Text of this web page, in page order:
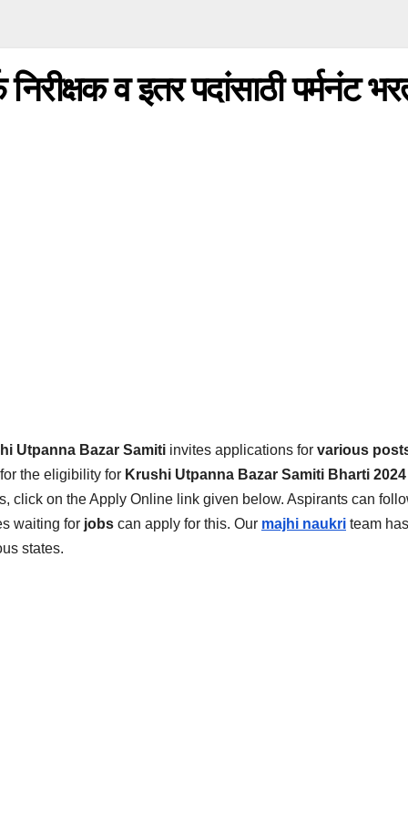
व इतर पदांसाठी पर्मनंट
Utpanna Bazar Samiti invites applications for various
the eligibility for Krushi Utpanna Bazar Samiti Bharti 2024
click on the Apply Online link given below. Aspirants can
waiting for jobs can apply for this. Our majhi naukri team
states.